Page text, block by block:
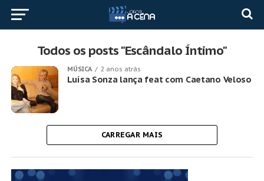
Todos os posts "Escândalo Íntimo"
MÚSICA 2 anos atrás
Luísa Sonza lança feat com Caetano Veloso
CARREGAR MAIS